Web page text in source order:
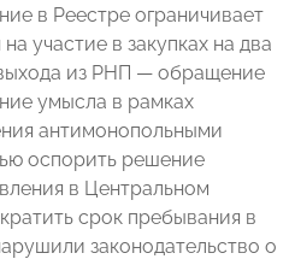
в Реестре ограничивает
участие в закупках на два
из РНП — обращение
умысла в рамках
антимонопольными
оспорить решение
в Центральном
срок пребывания в
законодательство о